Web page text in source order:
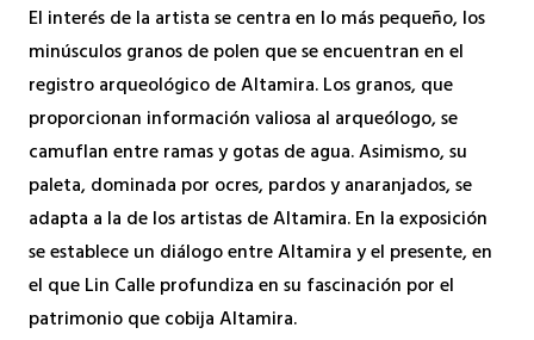
El interés de la artista se centra en lo más pequeño, los
minúsculos granos de polen que se encuentran en el
registro arqueológico de Altamira. Los granos, que
proporcionan información valiosa al arqueólogo, se
camuflan entre ramas y gotas de agua. Asimismo, su
paleta, dominada por ocres, pardos y anaranjados, se
adapta a la de los artistas de Altamira. En la exposición
se establece un diálogo entre Altamira y el presente, en
el que Lin Calle profundiza en su fascinación por el
patrimonio que cobija Altamira.